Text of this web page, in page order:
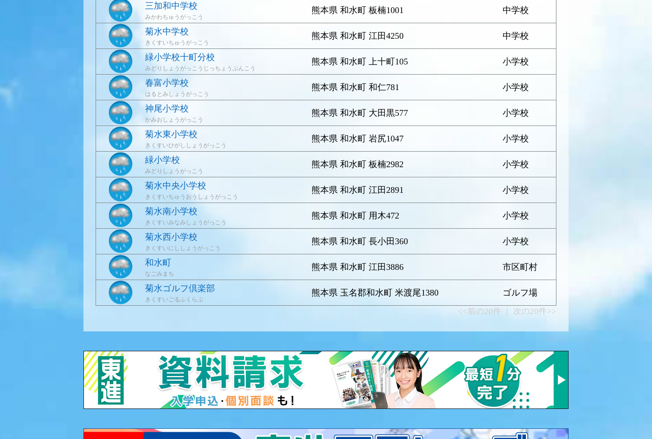
三加和中学校
みかわちゅうがっこう
熊本県 和水町 板楠1001 中学校
菊水中学校
きくすいちゅうがっこう
熊本県 和水町 江田4250 中学校
緑小学校十町分校
みどりしょうがっこうじっちょうぶんこう
熊本県 和水町 上十町105 小学校
春富小学校
はるとみしょうがっこう
熊本県 和水町 和仁781 小学校
神尾小学校
かみおしょうがっこう
熊本県 和水町 大田黒577 小学校
菊水東小学校
きくすいひがししょうがっこう
熊本県 和水町 岩尻1047 小学校
緑小学校
みどりしょうがっこう
熊本県 和水町 板楠2982 小学校
菊水中央小学校
きくすいちゅうおうしょうがっこう
熊本県 和水町 江田2891 小学校
菊水南小学校
きくすいみなみしょうがっこう
熊本県 和水町 用木472 小学校
菊水西小学校
きくすいにししょうがっこう
熊本県 和水町 長小田360 小学校
和水町
なごみまち
熊本県 和水町 江田3886 市区町村
菊水ゴルフ倶楽部
きくすいごるふくらぶ
熊本県 玉名郡和水町 米渡尾1380 ゴルフ場
<<前の20件 ｜ 次の20件>>